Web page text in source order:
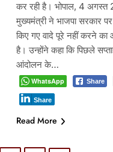
कर रही है। भोपाल, 4 अगस्त
मुख्यमंत्री ने भाजपा सरकार
किए गए वादे पूरे नहीं करने का
है। उन्होंने कहा कि पिछले
आंदोलन के…
WhatsApp Share
Share
Read More